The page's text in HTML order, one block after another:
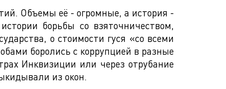
Объемы её - огромные, а история -
борьбы со взяточничеством,
о стоимости гуся «со всеми
боролись с коррупцией в разные
Инквизиции или через отрубание
из окон.